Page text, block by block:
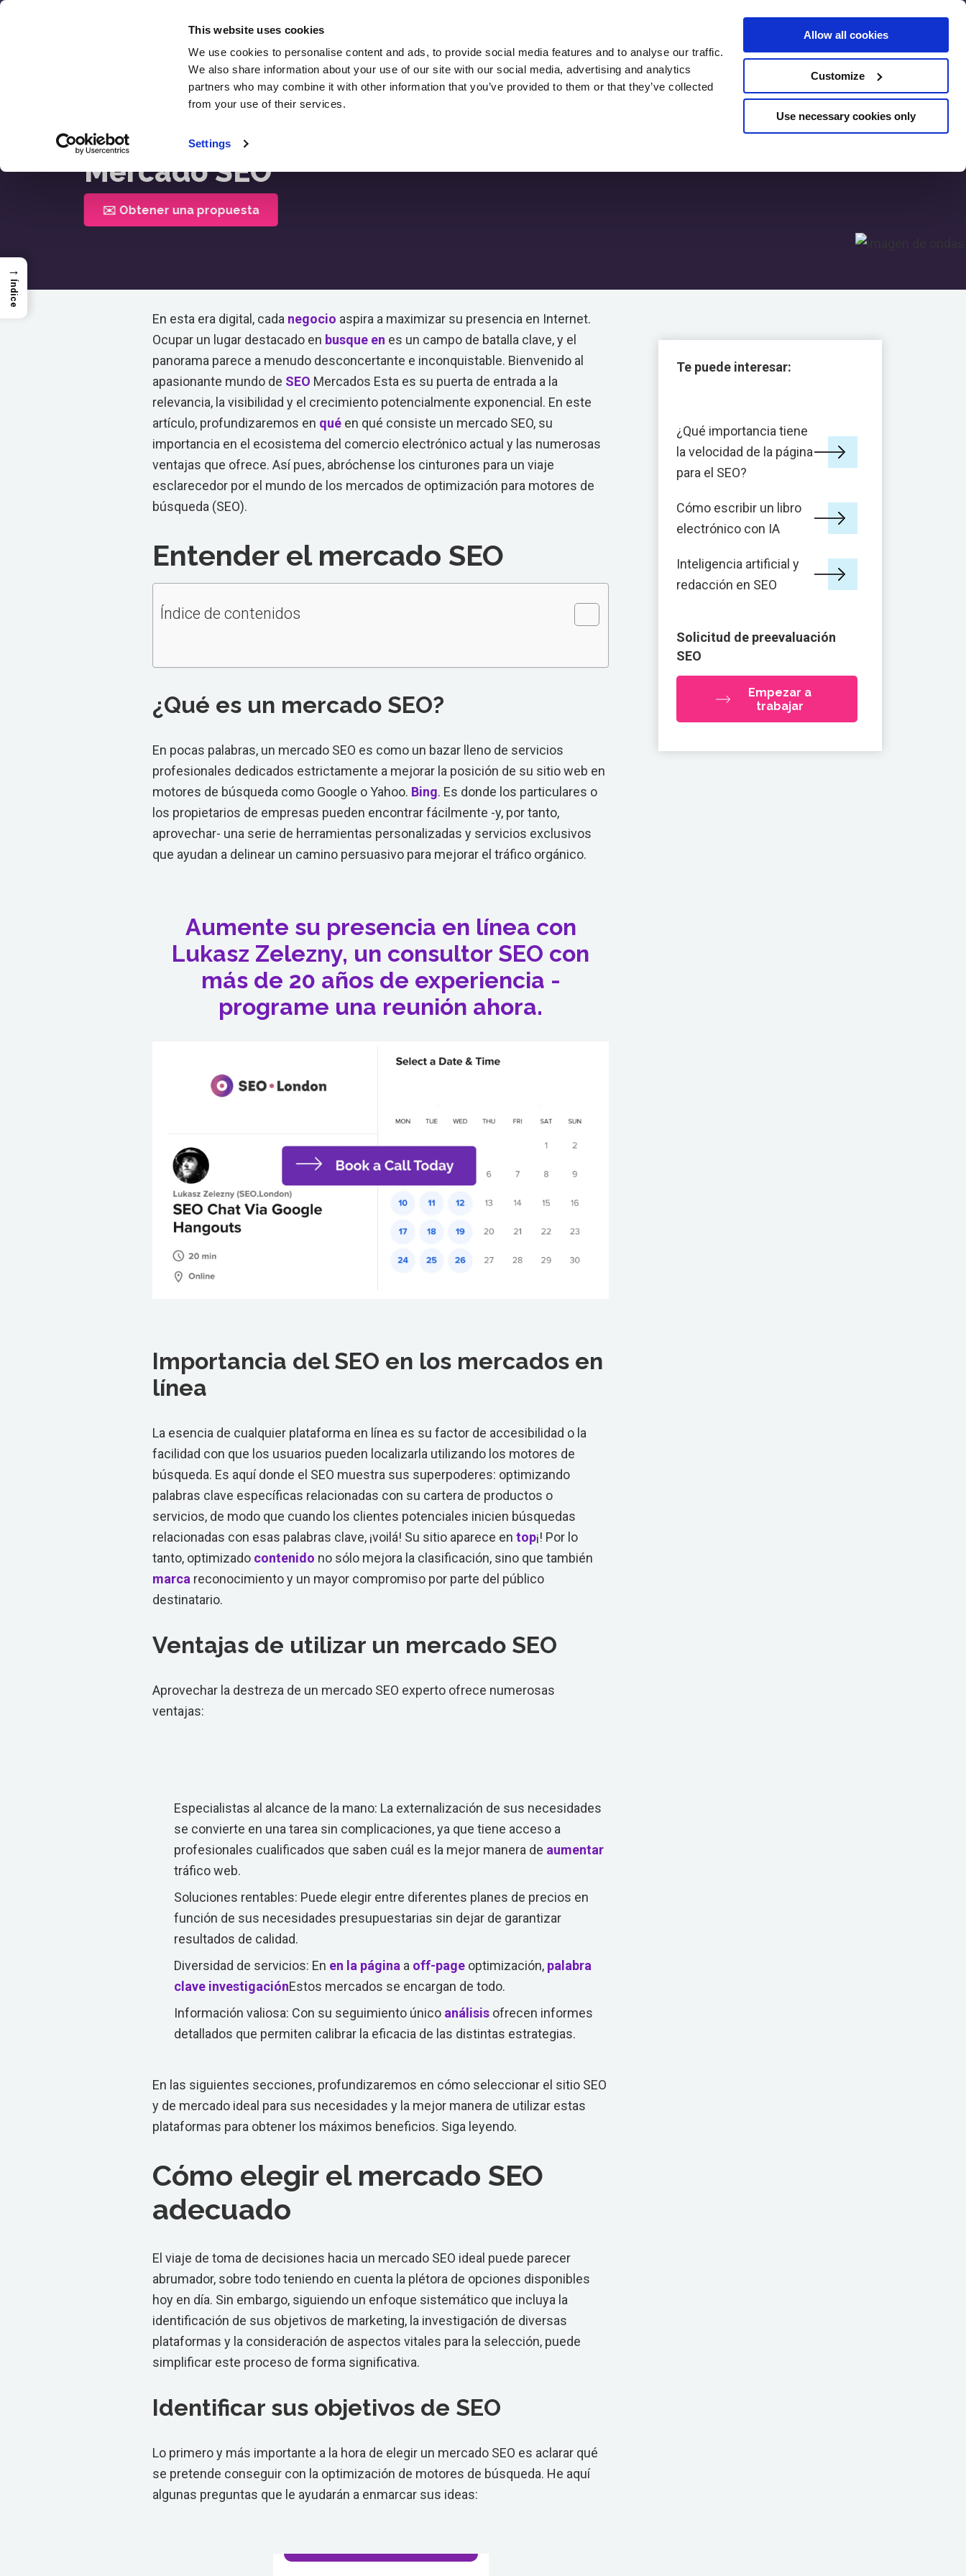
This website uses cookies
We use cookies to personalise content and ads, to provide social media features and to analyse our traffic.
We also share information about your use of our site with our social media, advertising and analytics
partners who may combine it with other information that you’ve provided to them or that they’ve collected
from your use of their services.
Settings
Allow all cookies
Customize
Use necessary cookies only
Ir
SEO Descargas Blog De SEO
Recursos
Comentarios
Pre-evaluación
SEO
Inicio > Mercado SEO
Mercado SEO
✉️ Obtener una propuesta
En esta era digital, cada negocio aspira a maximizar su presencia en Internet.
Ocupar un lugar destacado en busque en es un campo de batalla clave, y el
panorama parece a menudo desconcertante e inconquistable. Bienvenido al
apasionante mundo de SEO Mercados Esta es su puerta de entrada a la
relevancia, la visibilidad y el crecimiento potencialmente exponencial. En este
artículo, profundizaremos en qué en qué consiste un mercado SEO, su
importancia en el ecosistema del comercio electrónico actual y las numerosas
ventajas que ofrece. Así pues, abróchense los cinturones para un viaje
esclarecedor por el mundo de los mercados de optimización para motores de
búsqueda (SEO).
Entender el mercado SEO
Índice de contenidos
¿Qué es un mercado SEO?
En pocas palabras, un mercado SEO es como un bazar lleno de servicios
profesionales dedicados estrictamente a mejorar la posición de su sitio web en
motores de búsqueda como Google o Yahoo. Bing. Es donde los particulares o
los propietarios de empresas pueden encontrar fácilmente -y, por tanto,
aprovechar- una serie de herramientas personalizadas y servicios exclusivos
que ayudan a delinear un camino persuasivo para mejorar el tráfico orgánico.
Aumente su presencia en línea con
Lukasz Zelezny, un consultor SEO con
más de 20 años de experiencia -
programe una reunión ahora.
Importancia del SEO en los mercados en
línea
La esencia de cualquier plataforma en línea es su factor de accesibilidad o la
facilidad con que los usuarios pueden localizarla utilizando los motores de
búsqueda. Es aquí donde el SEO muestra sus superpoderes: optimizando
palabras clave específicas relacionadas con su cartera de productos o
servicios, de modo que cuando los clientes potenciales inicien búsquedas
relacionadas con esas palabras clave, ¡voilá! Su sitio aparece en top¡! Por lo
tanto, optimizado contenido no sólo mejora la clasificación, sino que también
marca reconocimiento y un mayor compromiso por parte del público
destinatario.
Ventajas de utilizar un mercado SEO
Aprovechar la destreza de un mercado SEO experto ofrece numerosas
ventajas:
Especialistas al alcance de la mano: La externalización de sus necesidades
se convierte en una tarea sin complicaciones, ya que tiene acceso a
profesionales cualificados que saben cuál es la mejor manera de aumentar
tráfico web.
Soluciones rentables: Puede elegir entre diferentes planes de precios en
función de sus necesidades presupuestarias sin dejar de garantizar
resultados de calidad.
Diversidad de servicios: En en la página a off-page optimización, palabra
clave investigaciónEstos mercados se encargan de todo.
Información valiosa: Con su seguimiento único análisis ofrecen informes
detallados que permiten calibrar la eficacia de las distintas estrategias.
En las siguientes secciones, profundizaremos en cómo seleccionar el sitio SEO
y de mercado ideal para sus necesidades y la mejor manera de utilizar estas
plataformas para obtener los máximos beneficios. Siga leyendo.
Cómo elegir el mercado SEO
adecuado
El viaje de toma de decisiones hacia un mercado SEO ideal puede parecer
abrumador, sobre todo teniendo en cuenta la plétora de opciones disponibles
hoy en día. Sin embargo, siguiendo un enfoque sistemático que incluya la
identificación de sus objetivos de marketing, la investigación de diversas
plataformas y la consideración de aspectos vitales para la selección, puede
simplificar este proceso de forma significativa.
Identificar sus objetivos de SEO
Lo primero y más importante a la hora de elegir un mercado SEO es aclarar qué
se pretende conseguir con la optimización de motores de búsqueda. He aquí
algunas preguntas que le ayudarán a enmarcar sus ideas:
Te puede interesar:
¿Qué importancia tiene
la velocidad de la página
para el SEO?
Cómo escribir un libro
electrónico con IA
Inteligencia artificial y
redacción en SEO
Solicitud de preevaluación
SEO
Empezar a
trabajar
→
Índice